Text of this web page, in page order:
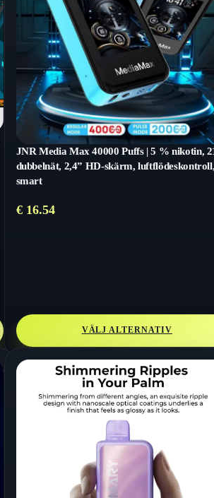
JNR Media Max 40000 Puffs | 5 % nikotin,
dubbelnät, 2,4” HD-skärm,
smart
€16.54
VÄLJ ALTERNATIV